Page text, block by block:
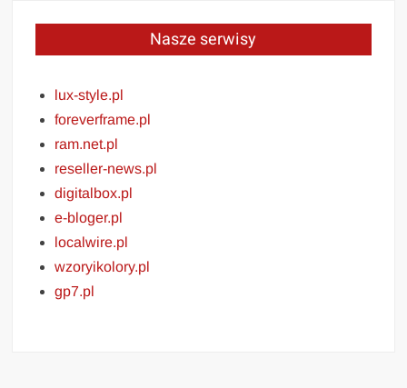
Nasze serwisy
lux-style.pl
foreverframe.pl
ram.net.pl
reseller-news.pl
digitalbox.pl
e-bloger.pl
localwire.pl
wzoryikolory.pl
gp7.pl